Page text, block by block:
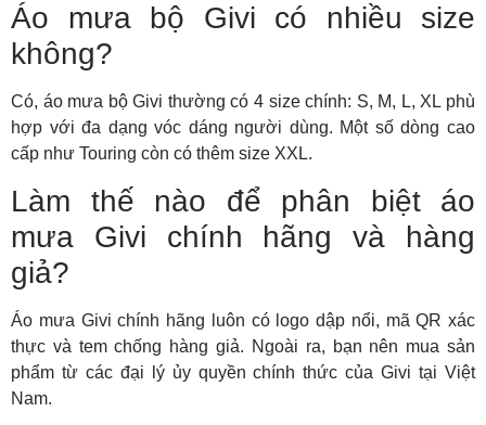
Áo mưa bộ Givi có nhiều size
không?
Có, áo mưa bộ Givi thường có 4 size chính: S, M, L, XL phù
hợp với đa dạng vóc dáng người dùng. Một số dòng cao
cấp như Touring còn có thêm size XXL.
Làm thế nào để phân biệt áo
mưa Givi chính hãng và hàng
giả?
Áo mưa Givi chính hãng luôn có logo dập nổi, mã QR xác
thực và tem chống hàng giả. Ngoài ra, bạn nên mua sản
phẩm từ các đại lý ủy quyền chính thức của Givi tại Việt
Nam.